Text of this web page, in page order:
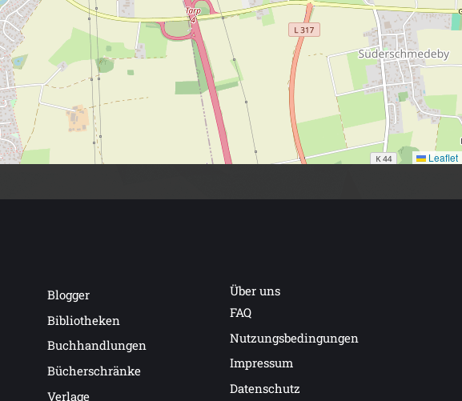
Leaflet
Blogger
Bibliotheken
Buchhandlungen
Bücherschränke
Verlage
Über uns
FAQ
Nutzungsbedingungen
Impressum
Datenschutz